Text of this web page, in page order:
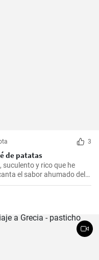
3
de patatas
y rico que he
el sabor ahumado del
y el cremoso puré de
días más fríos.